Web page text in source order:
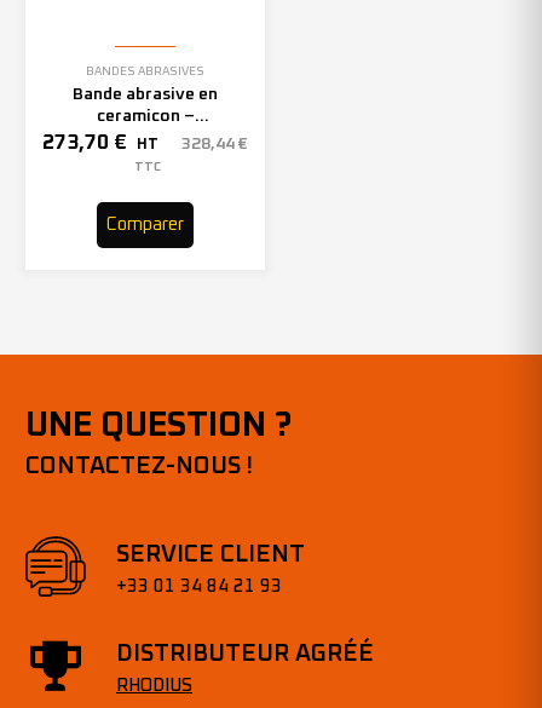
BANDES ABRASIVES
Bande abrasive en
ceramicon –
150mmx2000mm – Grain 40
– 305969 (x10)
273,70 € HT 328,44 €
TTC
Comparer
UNE QUESTION ?
CONTACTEZ-NOUS !
SERVICE CLIENT
+33 01 34 84 21 93
DISTRIBUTEUR AGRÉÉ
RHODIUS